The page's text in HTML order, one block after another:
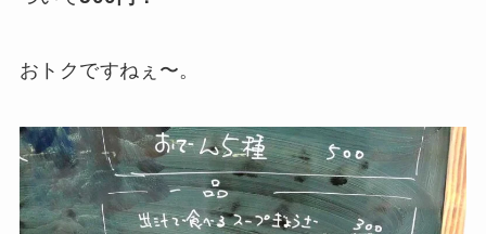
おトクですねぇ〜。